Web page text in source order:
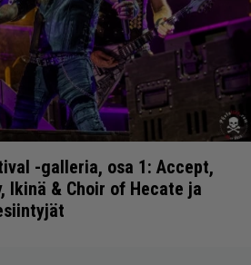
-galleria, osa 1: Accept,
Ikinä & Choir of Hecate ja